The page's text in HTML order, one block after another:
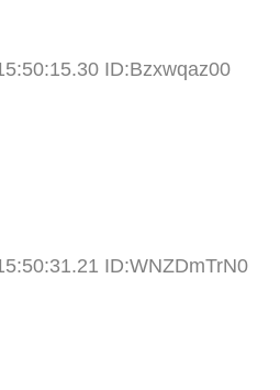
ID:Bzxwqaz00
ID:WNZDmTrN0